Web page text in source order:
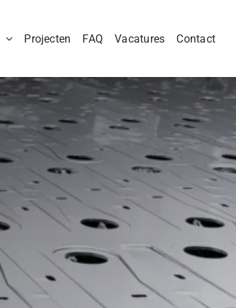
Projecten FAQ Vacatures Contact